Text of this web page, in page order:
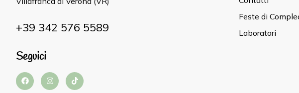
+39 342 576 5589
Seguici
Feste di
Laboratori